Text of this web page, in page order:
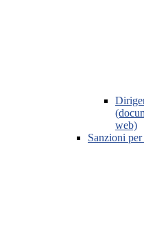
web)
Sanzioni